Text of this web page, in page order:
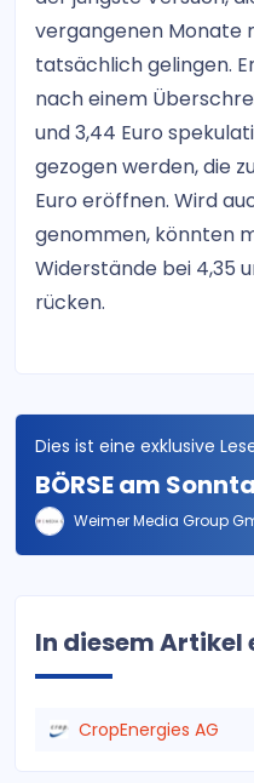
vergangenen Monate
tatsächlich gelingen.
nach einem
und 3,44 Euro
gezogen werden, die
Euro eröffnen. Wird
genommen, könnten
Widerstände bei 4,35
rücken.
Dies ist eine exklusive
BÖRSE am
Weimer Media Group
In diesem Artikel
CropEnergies AG